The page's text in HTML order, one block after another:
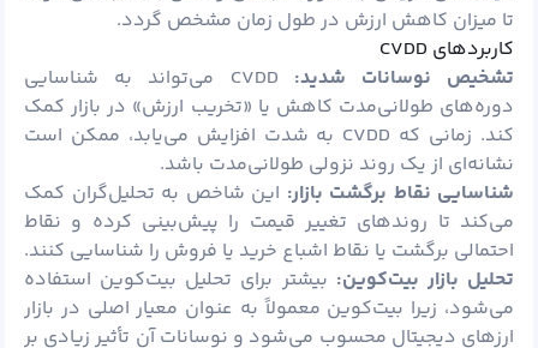
تا میزان کاهش ارزش در طول زمان مشخص گردد.
کاربردهای CVDD
تشخیص نوسانات شدید:
CVDD می‌تواند به شناسایی
دوره‌های طولانی‌مدت کاهش یا «تخریب ارزش» در بازار کمک
کند. زمانی که CVDD به شدت افزایش می‌یابد، ممکن است
نشانه‌ای از یک روند نزولی طولانی‌مدت باشد.
شناسایی نقاط برگشت بازار: این شاخص به تحلیل‌گران کمک
می‌کند تا روندهای تغییر قیمت را پیش‌بینی کرده و نقاط
احتمالی برگشت یا نقاط اشباع خرید یا فروش را شناسایی کنند.
تحلیل بازار بیت‌کوین: بیشتر برای تحلیل بیت‌کوین استفاده
می‌شود، زیرا بیت‌کوین معمولاً به عنوان معیار اصلی در بازار
ارزهای دیجیتال محسوب می‌شود و نوسانات آن تأثیر زیادی بر